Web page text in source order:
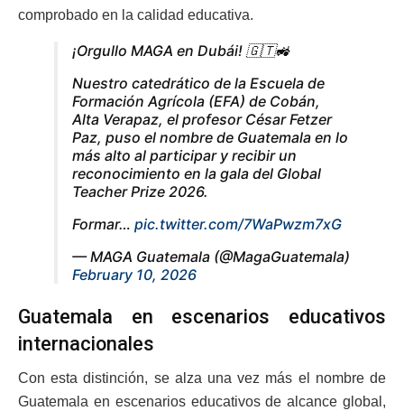
comprobado en la calidad educativa.
¡Orgullo MAGA en Dubái! 🇬🇹🚜
Nuestro catedrático de la Escuela de
Formación Agrícola (EFA) de Cobán,
Alta Verapaz, el profesor César Fetzer
Paz, puso el nombre de Guatemala en lo
más alto al participar y recibir un
reconocimiento en la gala del Global
Teacher Prize 2026.
Formar… pic.twitter.com/7WaPwzm7xG
— MAGA Guatemala (@MagaGuatemala)
February 10, 2026
Guatemala en escenarios educativos
internacionales
Con esta distinción, se alza una vez más el nombre de
Guatemala en escenarios educativos de alcance global,